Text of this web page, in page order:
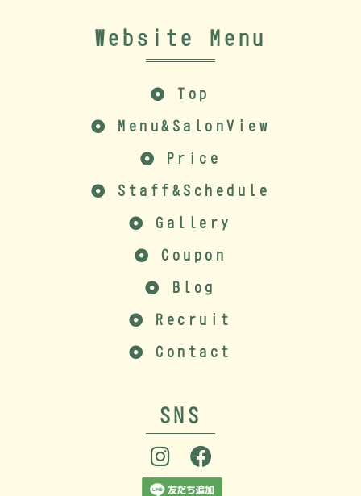
Website Menu
Top
Menu&SalonView
Price
Staff&Schedule
Gallery
Coupon
Blog
Recruit
Contact
SNS